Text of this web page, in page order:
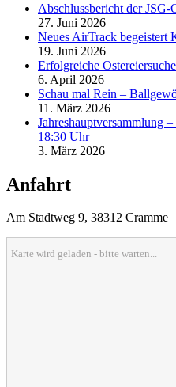
Abschlussbericht der
27. Juni 2026
Neues AirTrack begeistert
19. Juni 2026
Erfolgreiche
6. April 2026
Schau mal Rein –
11. März 2026
Jahreshauptversammlung
18:30 Uhr
3. März 2026
Anfahrt
Am Stadtweg 9, 38312 Cramme
Karte wird geladen - bitte warten...